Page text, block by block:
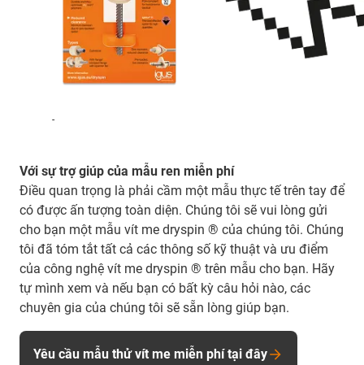
-
Với sự trợ giúp của mẫu ren miễn phí
Điều quan trọng là phải cầm một mẫu thực tế trên tay để
có được ấn tượng toàn diện. Chúng tôi sẽ vui lòng gửi
cho bạn một mẫu vít me dryspin ® của chúng tôi. Chúng
tôi đã tóm tắt tất cả các thông số kỹ thuật và ưu điểm
của công nghệ vít me dryspin ® trên mẫu cho bạn. Hãy
tự mình xem và nếu bạn có bất kỳ câu hỏi nào, các
chuyên gia của chúng tôi sẽ sẵn lòng giúp bạn.
Yêu cầu mẫu thử vít me miễn phí tại đây